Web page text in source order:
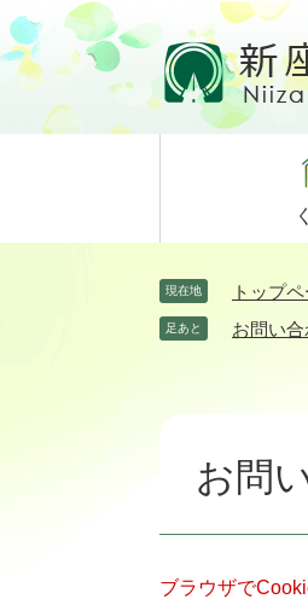
ペ
ー
ジ
メ
ニ
ュ
て
現在地 トップ
足あと お問い
お問
ブラウザで